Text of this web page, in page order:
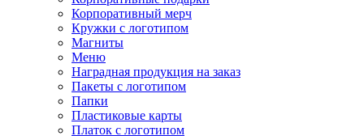
Корпоративный мерч
Кружки с логотипом
Магниты
Меню
Наградная продукция на заказ
Пакеты с логотипом
Папки
Пластиковые карты
Платок с логотипом